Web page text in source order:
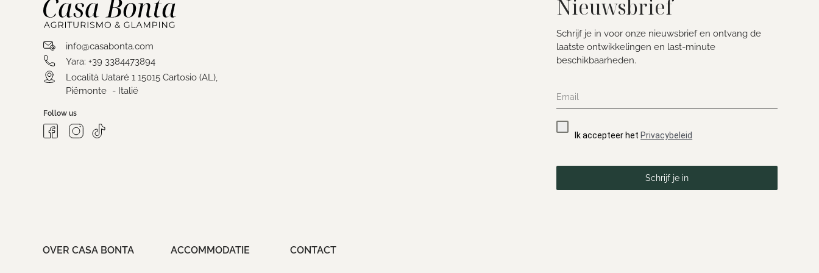
info@casabonta.com
Yara: +39 3384473894
Località Uataré 1 15015 Cartosio (AL),
Piëmonte - Italië
Follow us
Nieuwsbrief
Schrijf je in voor onze nieuwsbrief en ontvang de
laatste ontwikkelingen en last-minute
beschikbaarheden.
Ik accepteer het Privacybeleid
Schrijf je in
OVER CASA BONTA ACCOMMODATIE CONTACT